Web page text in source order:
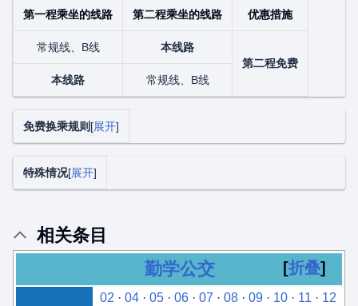
第一程乘坐的线路 第二程乘坐的线路 优惠措施
常规线、B线
本线路
第二程免费
本线路
常规线、B线
展开
免费换乘规则
展开
特殊情况
相关条目
折叠
勤学公交
02 · 04 · 05 · 06 · 07 · 08 · 09 · 10 · 11 · 12